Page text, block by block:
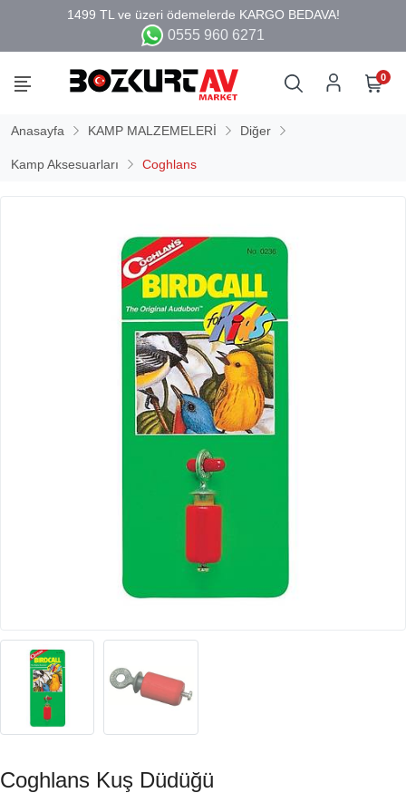
0555 960 6271
0
Anasayfa KAMP MALZEMELERİ Diğer
Kamp Aksesuarları Coghlans
Coghlans Kuş Düdüğü